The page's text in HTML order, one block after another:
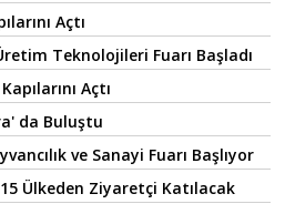
Açtı
Teknolojileri Fuarı Başladı
Açtı
da Buluştu
ve Sanayi Fuarı Başlıyor
15 Ülkeden Ziyaretçi Katılacak